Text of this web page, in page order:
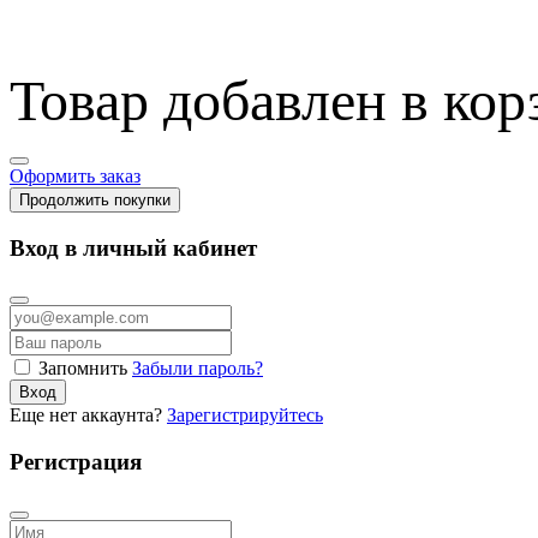
Товар добавлен в
Оформить заказ
Продолжить покупки
Вход в личный кабинет
Запомнить Забыли пароль?
Вход
Еще нет аккаунта? Зарегистрируйтесь
Регистрация